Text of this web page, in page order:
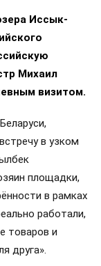
Иссык-
Михаил
визитом.
в узком
площадки,
в рамках
работали,
товаров и
друга».